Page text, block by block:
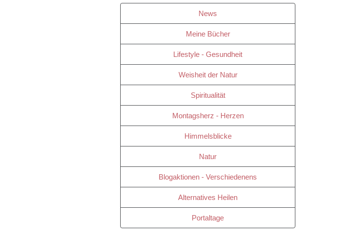
News
Meine Bücher
Lifestyle - Gesundheit
Weisheit der Natur
Spiritualität
Montagsherz - Herzen
Himmelsblicke
Natur
Blogaktionen - Verschiedenens
Alternatives Heilen
Portaltage